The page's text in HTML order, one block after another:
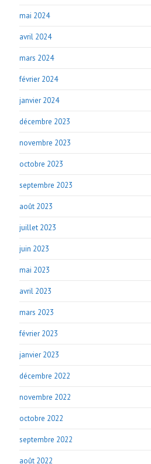
mai 2024
avril 2024
mars 2024
février 2024
janvier 2024
décembre 2023
novembre 2023
octobre 2023
septembre 2023
août 2023
juillet 2023
juin 2023
mai 2023
avril 2023
mars 2023
février 2023
janvier 2023
décembre 2022
novembre 2022
octobre 2022
septembre 2022
août 2022